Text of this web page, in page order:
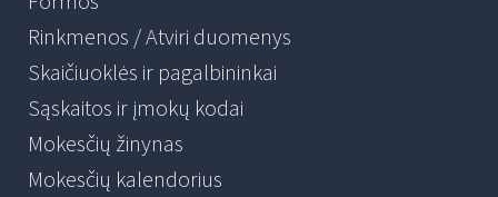
Rinkmenos / Atviri duomenys
Skaičiuoklės ir pagalbininkai
Sąskaitos ir įmokų kodai
Mokesčių žinynas
Mokesčių kalendorius